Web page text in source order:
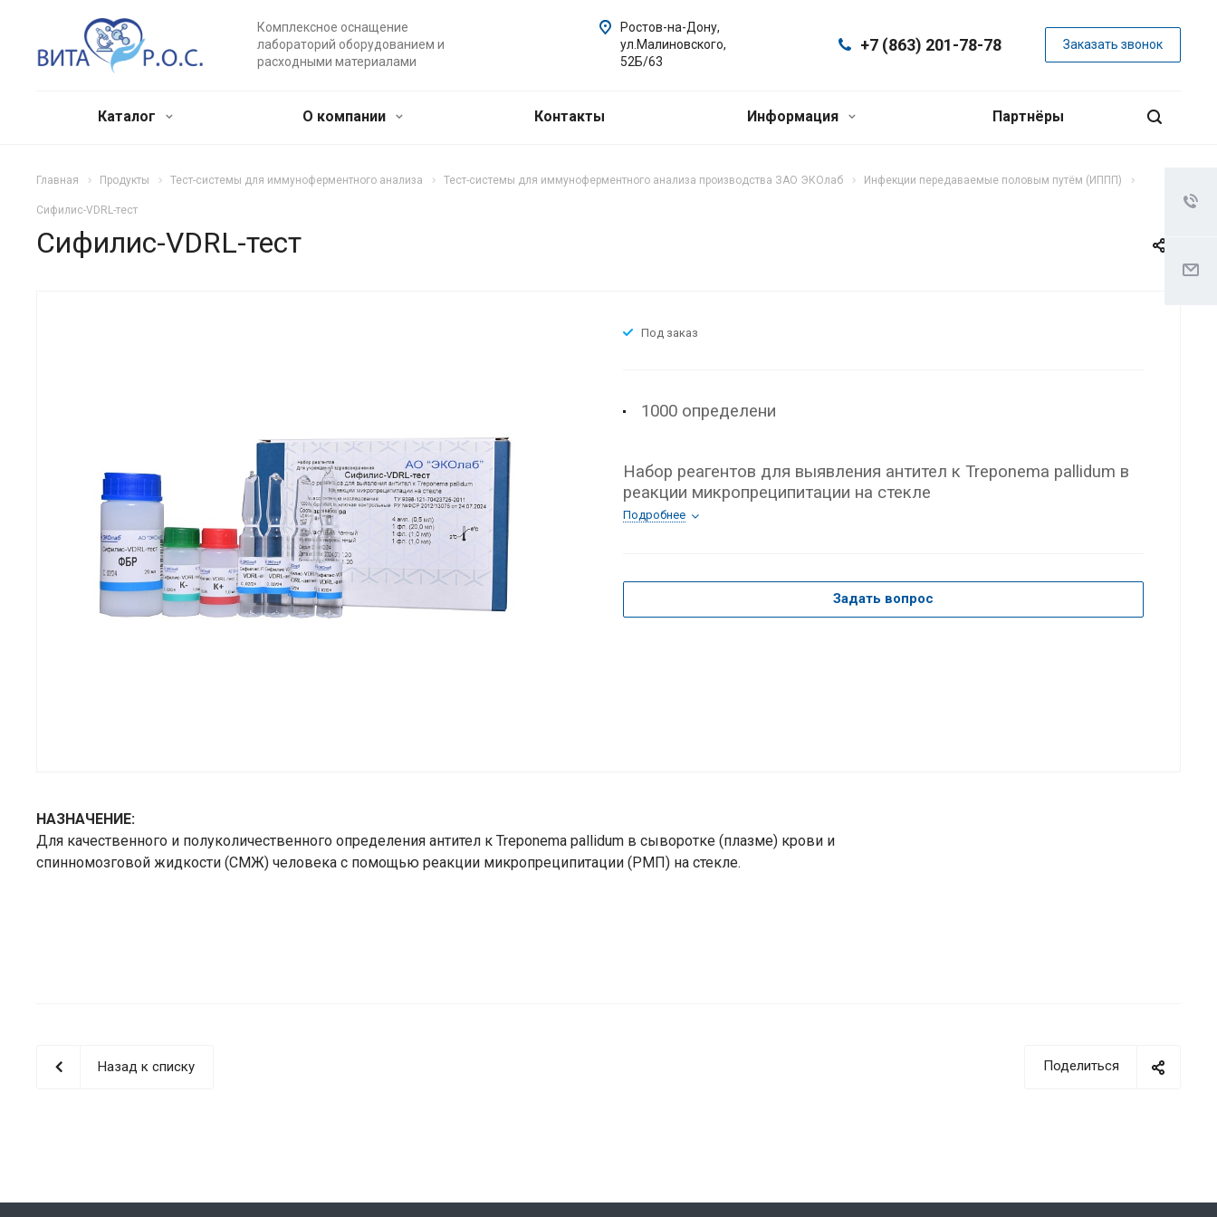
Комплексное оснащение
лабораторий оборудованием и
расходными материалами
+7 (863) 201-78-78 Заказать звонок
Ростов-на-Дону,
ул.Малиновского,
52Б/63
Каталог О компании Контакты Информация Партнёры
Главная Продукты Тест-системы для иммуноферментного анализа Тест-системы для иммуноферментного анализа производства ЗАО ЭКОлаб Инфекции передаваемые половым путём (ИППП)
Сифилис-VDRL-тест
Сифилис-VDRL-тест
Под заказ
1000 определени
Набор реагентов для выявления антител к Treponema pallidum в
реакции микропреципитации на стекле
Подробнее
Задать вопрос
НАЗНАЧЕНИЕ:
Для качественного и полуколичественного определения антител к Treponema pallidum в сыворотке (плазме) крови и
спинномозговой жидкости (СМЖ) человека с помощью реакции микропреципитации (РМП) на стекле.
Поделиться
Назад к списку